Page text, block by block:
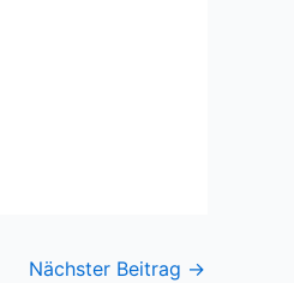
Nächster Beitrag →